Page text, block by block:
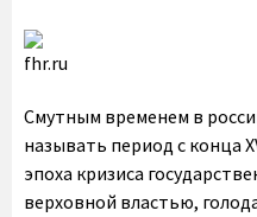
fhr.ru
Смутным временем в
называть период с конца
эпоха кризиса
верховной властью,